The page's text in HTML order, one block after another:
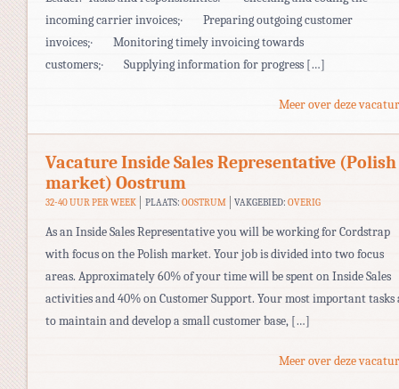
incoming carrier invoices;· Preparing outgoing customer
invoices;· Monitoring timely invoicing towards
customers;· Supplying information for progress […]
Meer over deze
Vacature Inside Sales Representative (Polish
market) Oostrum
32-40 UUR PER WEEK PLAATS: OOSTRUM VAKGEBIED:OVERIG
As an Inside Sales Representative you will be working for Cordstrap
with focus on the Polish market. Your job is divided into two focus
areas. Approximately 60% of your time will be spent on Inside Sales
activities and 40% on Customer Support. Your most important tasks
to maintain and develop a small customer base, […]
Meer over deze